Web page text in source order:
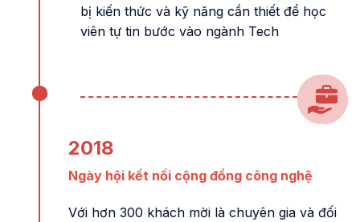
bị kiến thức và kỹ năng cần thiết để học
viên tự tin bước vào ngành Tech
2018
Ngày hội kết nối cộng đồng công nghệ
Với hơn 300 khách mời là chuyên gia và đối